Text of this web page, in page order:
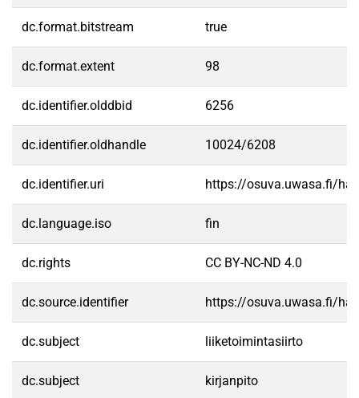
dc.format.bitstream true
dc.format.extent 98
dc.identifier.olddbid 6256
dc.identifier.oldhandle 10024/6208
dc.identifier.uri https://osuva.uwasa.fi/
dc.language.iso fin
dc.rights CC BY-NC-ND 4.0
dc.source.identifier https://osuva.uwasa.fi/
dc.subject liiketoimintasiirto
dc.subject kirjanpito